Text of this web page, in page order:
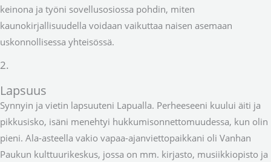
keinona ja työni sovellusosiossa pohdin, miten
kaunokirjallisuudella voidaan vaikuttaa naisen asemaan
uskonnollisessa yhteisössä.
2.
Lapsuus
Synnyin ja vietin lapsuuteni Lapualla. Perheeseeni kuului äiti ja
pikkusisko, isäni menehtyi hukkumisonnettomuudessa, kun olin
pieni. Ala-asteella vakio vapaa-ajanviettopaikkani oli Vanhan
Paukun kulttuurikeskus, jossa on mm. kirjasto, musiikkiopisto ja